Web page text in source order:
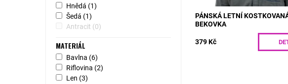
PÁNSKÁ LETNÍ
BEKOVKA
379 Kč
Hnědá (1)
Šedá (1)
Antracit (0)
MATERIÁL
Bavlna (6)
Riflovina (2)
Len (3)